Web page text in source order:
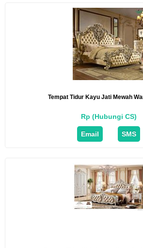
Tempat Tidur Kayu Jati Mewah
Rp (Hubungi CS)
Email SMS